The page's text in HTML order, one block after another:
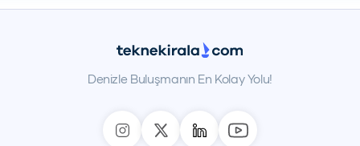
Denizle Buluşmanın En Kolay Yolu!